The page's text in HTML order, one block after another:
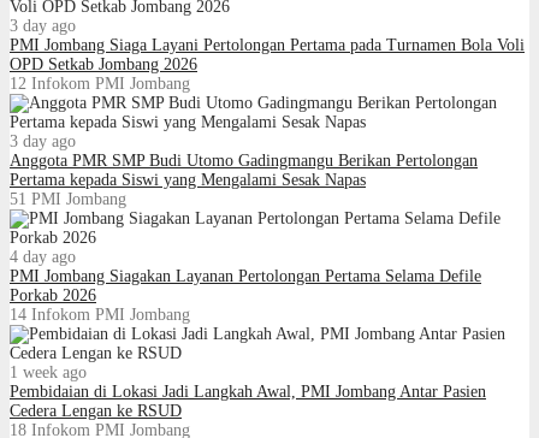
3 day ago
PMI Jombang Siaga Layani Pertolongan Pertama pada Turnamen Bola Voli
OPD Setkab Jombang 2026
12 Infokom PMI Jombang
3 day ago
Anggota PMR SMP Budi Utomo Gadingmangu Berikan Pertolongan
Pertama kepada Siswi yang Mengalami Sesak Napas
51 PMI Jombang
4 day ago
PMI Jombang Siagakan Layanan Pertolongan Pertama Selama Defile
Porkab 2026
14 Infokom PMI Jombang
1 week ago
Pembidaian di Lokasi Jadi Langkah Awal, PMI Jombang Antar Pasien
Cedera Lengan ke RSUD
18 Infokom PMI Jombang